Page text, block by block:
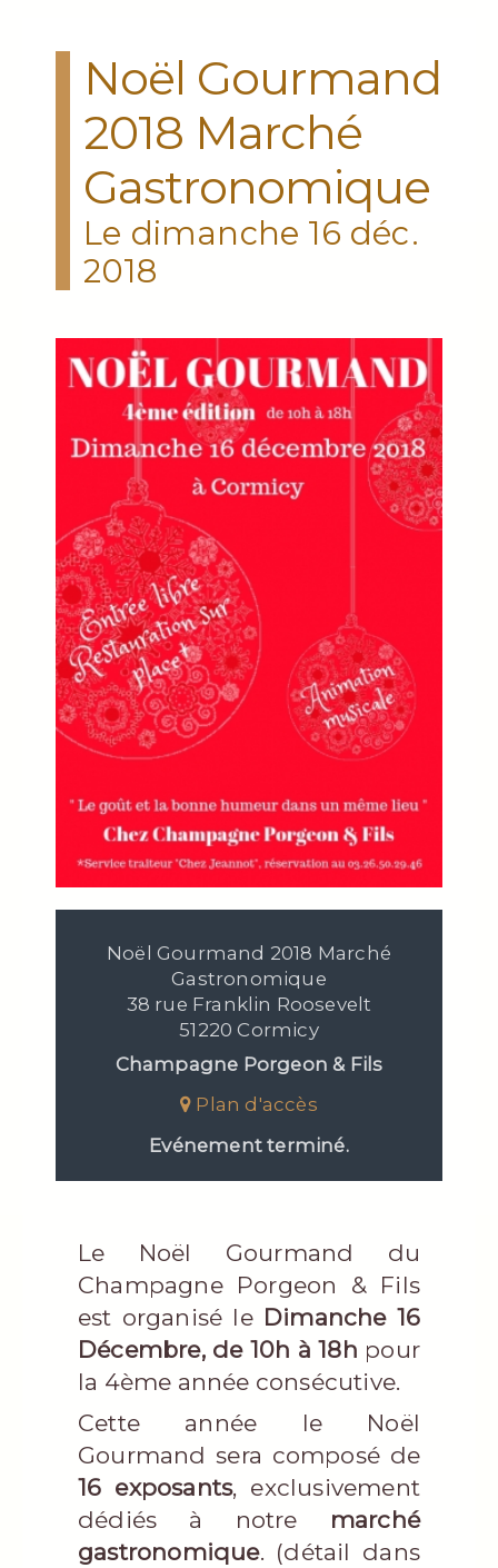
Noël Gourmand
2018 Marché
Gastronomique
Le dimanche 16 déc.
2018
Noël Gourmand 2018 Marché
Gastronomique
38 rue Franklin Roosevelt
51220 Cormicy
Champagne Porgeon & Fils
Plan d'accès
Evénement terminé.
Le Noël Gourmand du
Champagne Porgeon & Fils
est organisé le Dimanche 16
Décembre, de 10h à 18h pour
la 4ème année consécutive.
Cette année le Noël
Gourmand sera composé de
16 exposants, exclusivement
dédiés à notre marché
gastronomique. (détail dans